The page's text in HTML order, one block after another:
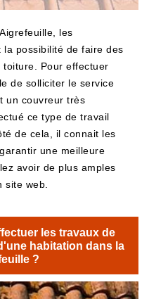
les
possibilité de faire des
Pour effectuer
de solliciter le service
un couvreur très
ce type de travail
de cela, il connait les
une meilleure
avoir de plus amples
site web.
les travaux de
habitation dans la
?